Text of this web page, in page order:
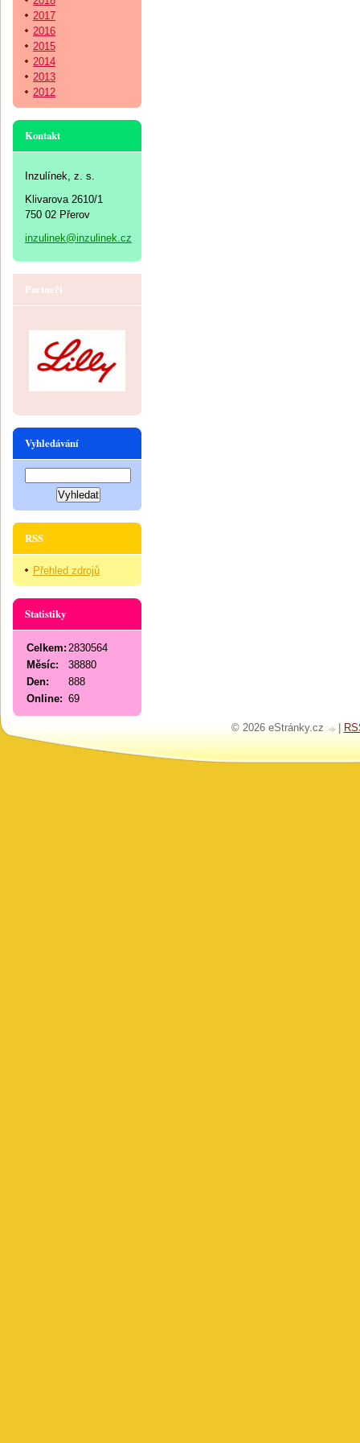
2017
2016
2015
2014
2013
2012
Kontakt
Inzulínek, z. s.
Klivarova 2610/1
750 02 Přerov
inzulinek@inzulinek.cz
Partneři
Vyhledávání
RSS
Přehled zdrojů
Statistiky
Online: 69
Celkem: 2830564
Měsíc:
38880
Den:
888
© 2026 eStránky.cz